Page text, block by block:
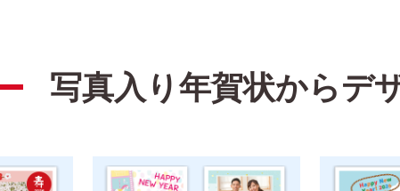
干支(午年) おしゃれ かわいい 面白い シンプル かっこいい
写真入り年賀状からデ